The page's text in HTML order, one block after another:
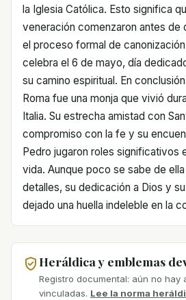
la Iglesia Católica. Esto significa
veneración comenzaron antes de
el proceso formal de
celebra el 6 de mayo, día
su camino espiritual. En
Roma fue una monja que vivió
Italia. Su estrecha amistad con
compromiso con la fe y su
Pedro jugaron roles significativos
vida. Aunque poco se sabe de
detalles, su dedicación a Dios y
dejado una huella indeleble en la
Heráldica y emblemas
Registro documental: aún no hay
vinculadas. Lee la norma